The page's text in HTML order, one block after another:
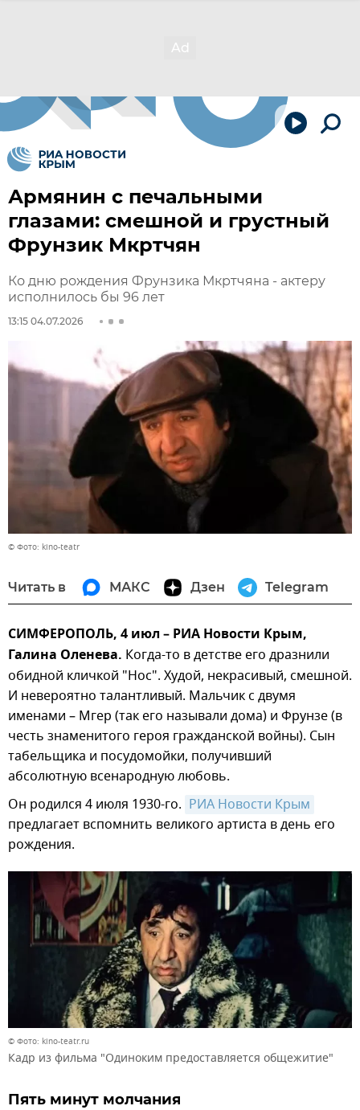
Армянин с печальными
глазами: смешной и грустный
Фрунзик Мкртчян
Ко дню рождения Фрунзика Мкртчяна - актеру
исполнилось бы 96 лет
13:15 04.07.2026
© Фото: kino-teatr
Читать в МАКС Дзен Telegram
СИМФЕРОПОЛЬ, 4 июл – РИА Новости Крым,
Галина Оленева. Когда-то в детстве его дразнили
обидной кличкой "Нос". Худой, некрасивый, смешной.
И невероятно талантливый. Мальчик с двумя
именами – Мгер (так его называли дома) и Фрунзе (в
честь знаменитого героя гражданской войны). Сын
табельщика и посудомойки, получивший
абсолютную всенародную любовь.
Он родился 4 июля 1930-го. РИА Новости Крым
предлагает вспомнить великого артиста в день его
рождения.
© Фото: kino-teatr.ru
Кадр из фильма "Одиноким предоставляется общежитие"
Пять минут молчания